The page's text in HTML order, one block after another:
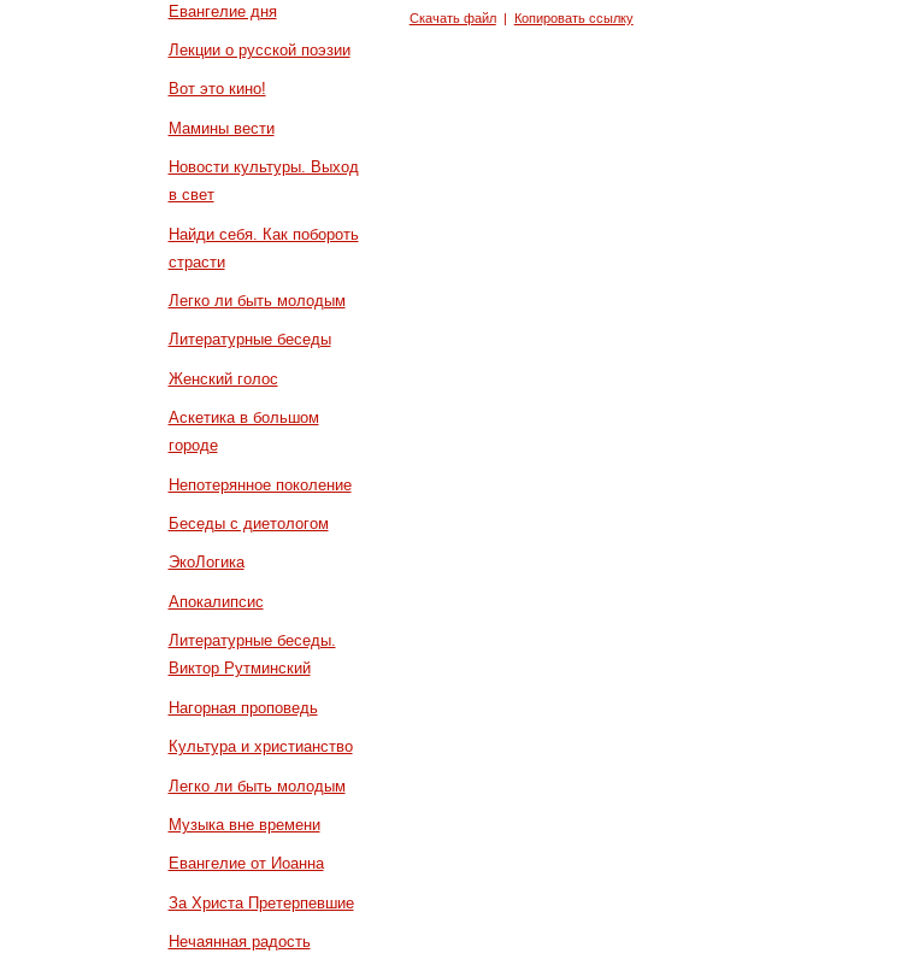
Евангелие дня
Лекции о русской поэзии
Вот это кино!
Мамины вести
Новости культуры. Выход
в свет
Найди себя. Как побороть
страсти
Легко ли быть молодым
Литературные беседы
Женский голос
Аскетика в большом
городе
Непотерянное поколение
Беседы с диетологом
ЭкоЛогика
Апокалипсис
Литературные беседы.
Виктор Рутминский
Нагорная проповедь
Культура и христианство
Легко ли быть молодым
Музыка вне времени
Евангелие от Иоанна
За Христа Претерпевшие
Нечаянная радость
Скачать файл| Копировать ссылку